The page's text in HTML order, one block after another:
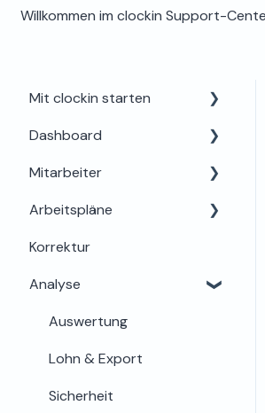
Willkommen im clockin Support-
Mit clockin starten
Einrichtung für Admins
Alles rund um Testphase,
Dashboard
Dein Profil
Mitarbeiter
Mein Bereich
Abwesenheiten
Berechtigungen &
Stammdaten
Zeiterfassung &
Arbeitspläne
Grundlagen & Einrichtung
Arbeitszeitregeln &
Korrektur
Analyse
Auswertung
Lohn & Export
Sicherheit